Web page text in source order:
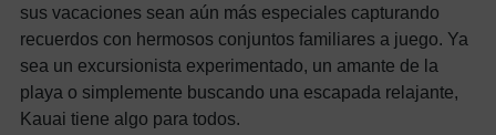
sus vacaciones sean aún más especiales capturando
recuerdos con hermosos conjuntos familiares a juego. Ya
sea un excursionista experimentado, un amante de la
playa o simplemente buscando una escapada relajante,
Kauai tiene algo para todos.